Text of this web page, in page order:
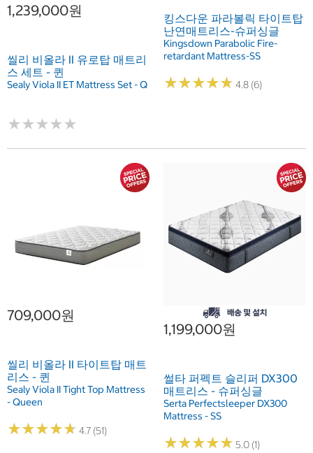
1,239,000원
씰리 비올라 II 유로탑 매트리
스 세트 - 퀸
Sealy Viola II ET Mattress Set - Q
★★★★★
★★★★★
킹스다운 파라볼릭 타이트탑
난연매트리스-슈퍼싱글
Kingsdown Parabolic Fire-
retardant Mattress-SS
★★★★★
★★★★★ 4.8 (6)
709,000원
씰리 비올라 II 타이트탑 매트
리스 - 퀸
Sealy Viola II Tight Top Mattress
- Queen
★★★★★
★★★★★ 4.7 (51)
1,199,000원
썰타 퍼펙트 슬리퍼 DX300
매트리스 - 슈퍼싱글
Serta Perfectsleeper DX300
Mattress - SS
★★★★★
★★★★★ 5.0 (1)